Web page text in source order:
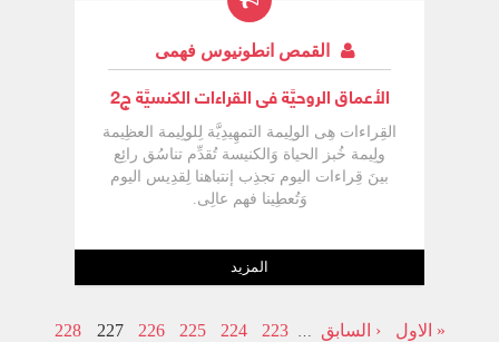
القمص انطونيوس فهمى
الأعماق الروحيَّة فى القراءات الكنسيَّة ج2
القِراءات هِى الولِيمة التمهِيدِيَّة لِلولِيمة العظِيمة
ولِيمة خُبز الحياة وَالكنيسة تُقدِّم تناسُق رائِع
بينَ قِراءات اليوم تجذِب إنتباهنا لِقدِيس اليوم
وَتُعطِينا فهم عالِى.
المزيد
« الاول ‹ السابق 223
224
225
226
227
228